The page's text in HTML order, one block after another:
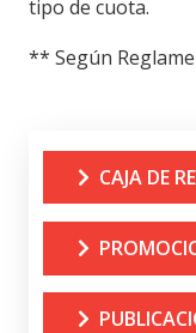
tipo de cuota.
** Según
CAJA DE